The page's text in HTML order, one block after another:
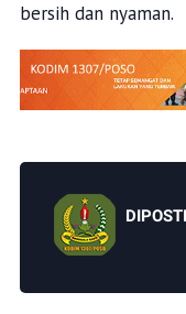
bersih dan nyaman.